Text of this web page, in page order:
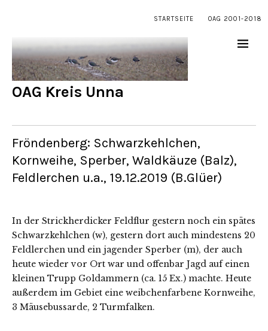
STARTSEITE OAG 2001-2018
OAG Kreis Unna
Fröndenberg: Schwarzkehlchen,
Kornweihe, Sperber, Waldkäuze (Balz),
Feldlerchen u.a., 19.12.2019 (B.Glüer)
In der Strickherdicker Feldflur gestern noch ein spätes
Schwarzkehlchen (w), gestern dort auch mindestens 20
Feldlerchen und ein jagender Sperber (m), der auch
heute wieder vor Ort war und offenbar Jagd auf einen
kleinen Trupp Goldammern (ca. 15 Ex.) machte. Heute
außerdem im Gebiet eine weibchenfarbene Kornweihe,
3 Mäusebussarde, 2 Turmfalken.